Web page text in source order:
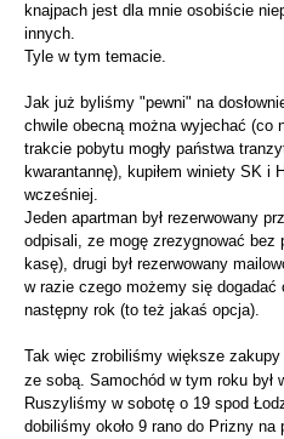
knajpach jest dla mnie osobiście
innych.
Tyle w tym temacie.
Jak już byliśmy "pewni" na
chwile obecną można wyjechać (co
trakcie pobytu mogły państwa
kwarantannę), kupiłem winiety SK i
wcześniej.
Jeden apartman był rezerwowany
odpisali, ze mogę zrezygnować bez
kasę), drugi był rezerwowany
w razie czego możemy się
następny rok (to też jakaś opcja).
Tak więc zrobiliśmy większe
ze sobą. Samochód w tym roku był
Ruszyliśmy w sobotę o 19 spod
dobiliśmy około 9 rano do Prizny na